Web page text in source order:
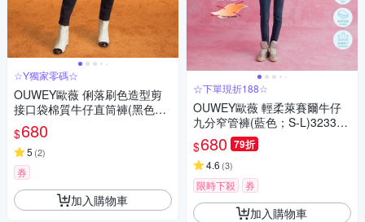
☆Y獨家零碼☆
OUWEY歐薇 俐落刷色造型剪
接口袋棉質牛仔直筒褲(黑色；
S-L)3224068603
$680
5 (2)
券
加入購物車
☆下單現折188☆
OUWEY歐薇 輕柔萊賽爾牛仔
九分窄管褲(藍色；S-L)323321
8601
$680 79折
4.6 (3)
限時下殺 券
加入購物車